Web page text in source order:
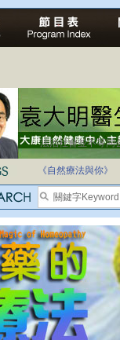
法治社會並不等同
自家教育合法化-
《自然療法與你》